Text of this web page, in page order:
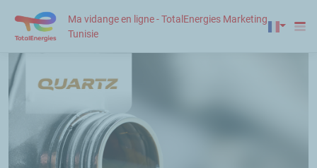
Ma vidange en ligne - TotalEnergies Marketing
Tunisie